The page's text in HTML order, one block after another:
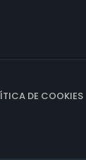
DE COOKIES